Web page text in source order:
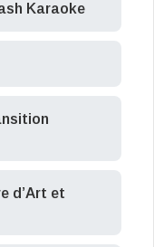
Karaoke
d’Art et